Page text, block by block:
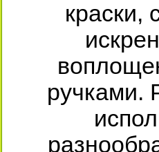
краски,
ручками.